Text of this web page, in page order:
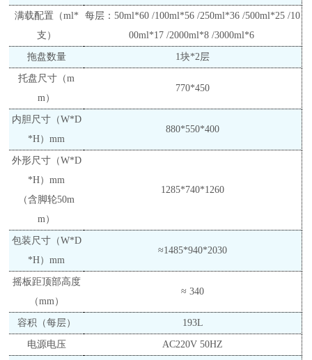
满载配置（ml*
支）
每层：50ml*60 /100ml*56 /250ml*36 /500ml*25 /10
00ml*17 /2000ml*8 /3000ml*6
拖盘数量 1块*2层
托盘尺寸 （m
m）
770*450
内胆尺寸（W*D
*H）mm
880*550*400
外形尺寸（W*D
*H）mm
（含脚轮50m
m）
1285*740*1260
包装尺寸（W*D
*H）mm
≈1485*940*2030
摇板距顶部高度
（mm）
≈ 340
容积 （每层） 193L
电源电压 AC220V 50HZ